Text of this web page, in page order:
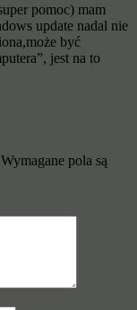
pomoc) mam
update nadal nie
być
jest na to
Wymagane pola są